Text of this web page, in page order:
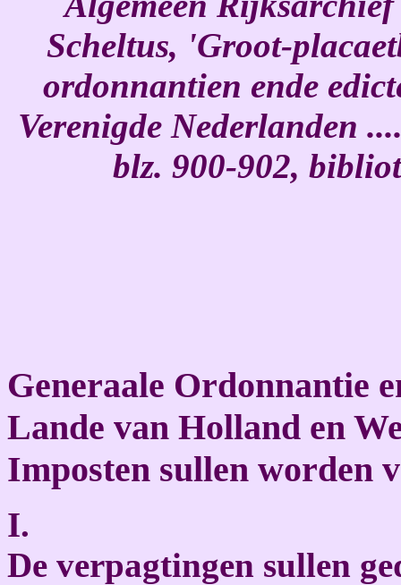
Scheltus, 'Groot-
ordonnantien ende
Verenigde Nederlanden
blz. 900-902,
Generaale Ordonnantie
Lande van Holland en
Imposten sullen worden
I.
De verpagtingen sullen